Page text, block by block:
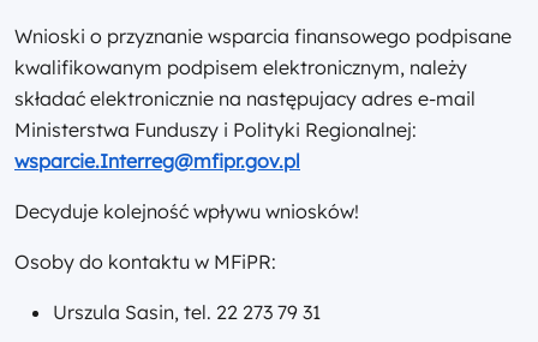
Wnioski o przyznanie wsparcia finansowego podpisane
kwalifikowanym podpisem elektronicznym, należy
składać elektronicznie na następujacy adres e-mail
Ministerstwa Funduszy i Polityki Regionalnej:
wsparcie.Interreg@mfipr.gov.pl
Decyduje kolejność wpływu wniosków!
Osoby do kontaktu w MFiPR:
Urszula Sasin, tel. 22 273 79 31